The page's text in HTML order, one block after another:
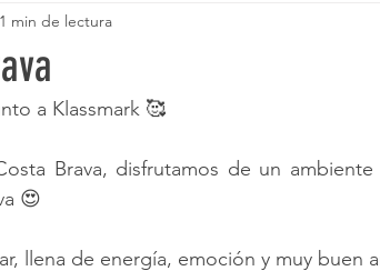
1 min de lectura
a Klassmark 🥰
Brava, disfrutamos de un
😍
llena de energía, emoción y muy buen